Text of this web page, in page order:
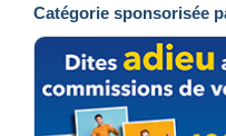
Catégorie sponsorisée